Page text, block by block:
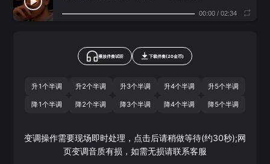
00:00/ 02:34
播放伴奏试听 下载伴奏(20金币)
升1个半调 升2个半调 升3个半调 升4个半调 升5个半调
降1个半调 降2个半调 降3个半调 降4个半调 降5个半调
变调操作需要现场即时处理，点击后请稍做等待(约30秒);网
页变调音质有损，如需无损请联系客服